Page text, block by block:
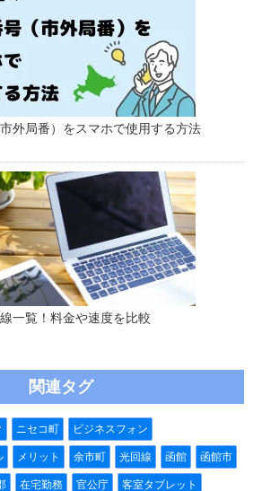
外局番）をスマホで使用する方法
一覧！料金や速度を比較
関連タグ
ニセコ町 ビジネスフォン
メリット 余市町 光回線 函館 函館市
在宅勤務 官公庁 客室タブレット